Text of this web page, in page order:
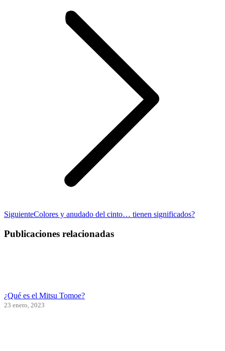
SiguientePublicación
Colores y anudado del cinto… tienen significados?
Publicaciones relacionadas
¿Qué es el Mitsu Tomoe?
23 enero, 2023